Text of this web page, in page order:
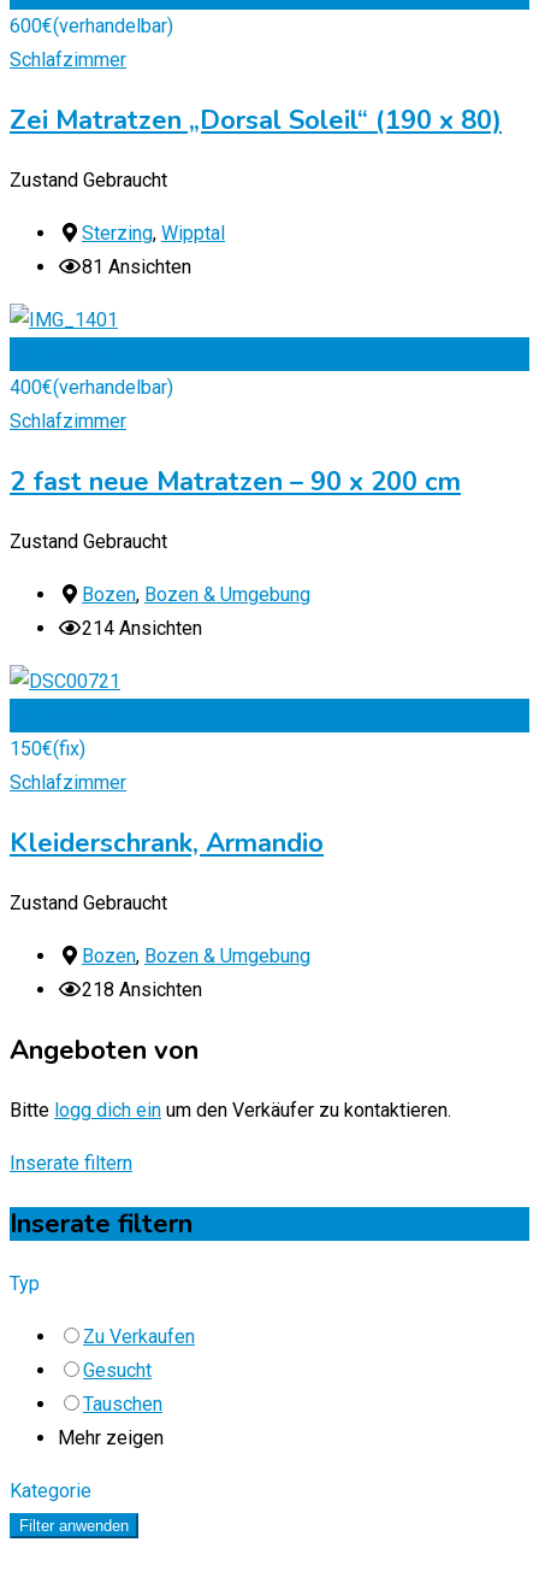
600€(verhandelbar)
Schlafzimmer
Zei Matratzen „Dorsal Soleil“ (190 x 80)
Zustand Gebraucht
Sterzing, Wipptal
81 Ansichten
400€(verhandelbar)
Schlafzimmer
2 fast neue Matratzen – 90 x 200 cm
Zustand Gebraucht
Bozen, Bozen & Umgebung
214 Ansichten
150€(fix)
Schlafzimmer
Kleiderschrank, Armandio
Zustand Gebraucht
Bozen, Bozen & Umgebung
218 Ansichten
Angeboten von
Bitte logg dich ein um den Verkäufer zu kontaktieren.
Inserate filtern
Inserate filtern
Typ
Zu Verkaufen
Gesucht
Tauschen
Mehr zeigen
Kategorie
Filter anwenden